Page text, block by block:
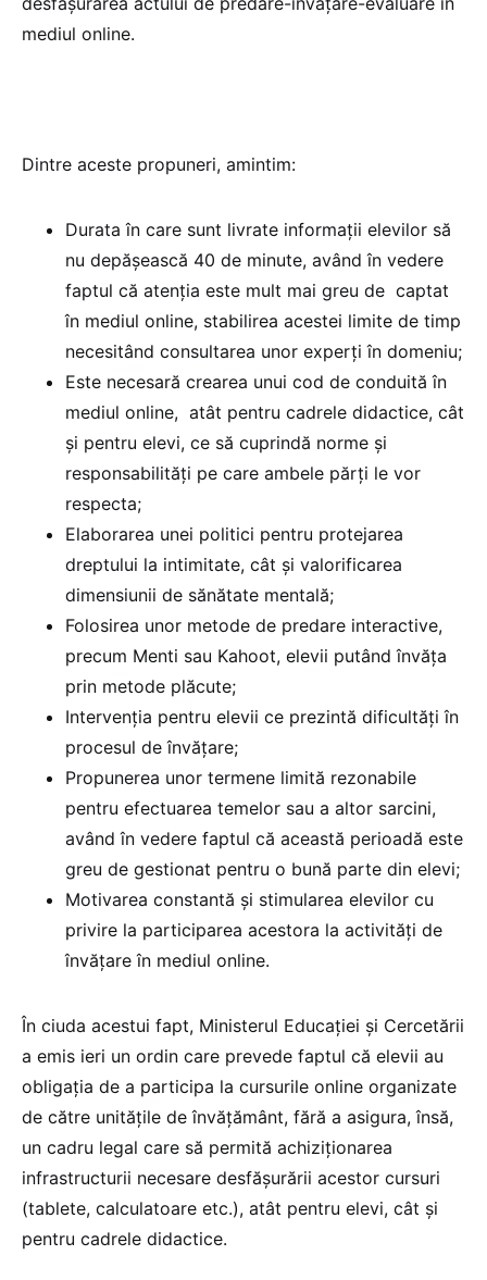
mediul online.
Dintre aceste propuneri, amintim:
Durata în care sunt livrate informații elevilor să
nu depășească 40 de minute, având în vedere
faptul că atenția este mult mai greu de captat
în mediul online, stabilirea acestei limite de timp
necesitând consultarea unor experți în domeniu;
Este necesară crearea unui cod de conduită în
mediul online, atât pentru cadrele didactice, cât
și pentru elevi, ce să cuprindă norme și
responsabilități pe care ambele părți le vor
respecta;
Elaborarea unei politici pentru protejarea
dreptului la intimitate, cât și valorificarea
dimensiunii de sănătate mentală;
Folosirea unor metode de predare interactive,
precum Menti sau Kahoot, elevii putând învăța
prin metode plăcute;
Intervenția pentru elevii ce prezintă dificultăți în
procesul de învățare;
Propunerea unor termene limită rezonabile
pentru efectuarea temelor sau a altor sarcini,
având în vedere faptul că această perioadă este
greu de gestionat pentru o bună parte din elevi;
Motivarea constantă și stimularea elevilor cu
privire la participarea acestora la activități de
învățare în mediul online.
În ciuda acestui fapt, Ministerul Educației și Cercetării
a emis ieri un ordin care prevede faptul că elevii au
obligația de a participa la cursurile online organizate
de către unitățile de învățământ, fără a asigura, însă,
un cadru legal care să permită achiziționarea
infrastructurii necesare desfășurării acestor cursuri
(tablete, calculatoare etc.), atât pentru elevi, cât și
pentru cadrele didactice.